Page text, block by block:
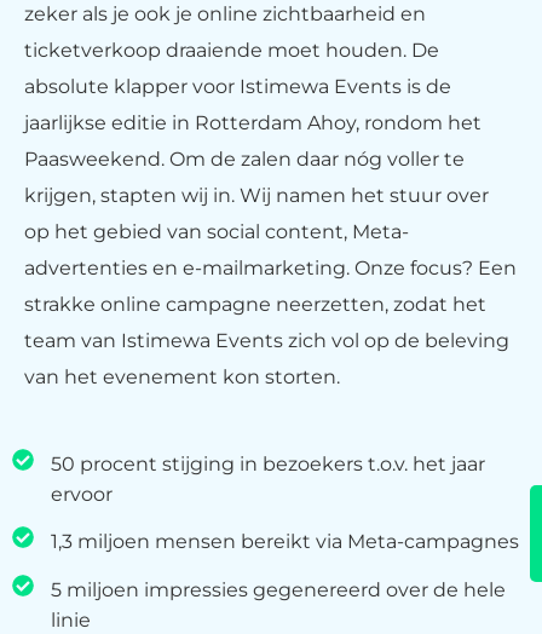
zeker als je ook je online zichtbaarheid en
ticketverkoop draaiende moet houden. De
absolute klapper voor Istimewa Events is de
jaarlijkse editie in Rotterdam Ahoy, rondom het
Paasweekend. Om de zalen daar nóg voller te
krijgen, stapten wij in. Wij namen het stuur over
op het gebied van social content, Meta-
advertenties en e-mailmarketing. Onze focus? Een
strakke online campagne neerzetten, zodat het
team van Istimewa Events zich vol op de beleving
van het evenement kon storten.
50 procent stijging in bezoekers t.o.v. het jaar
ervoor
1,3 miljoen mensen bereikt via Meta-campagnes
5 miljoen impressies gegenereerd over de hele
linie